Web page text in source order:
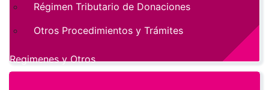
Régimen Tributario de Donaciones
Otros Procedimientos y Trámites
Regimenes y Otros